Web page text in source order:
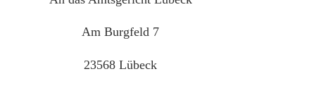
Am Burgfeld 7
23568 Lübeck